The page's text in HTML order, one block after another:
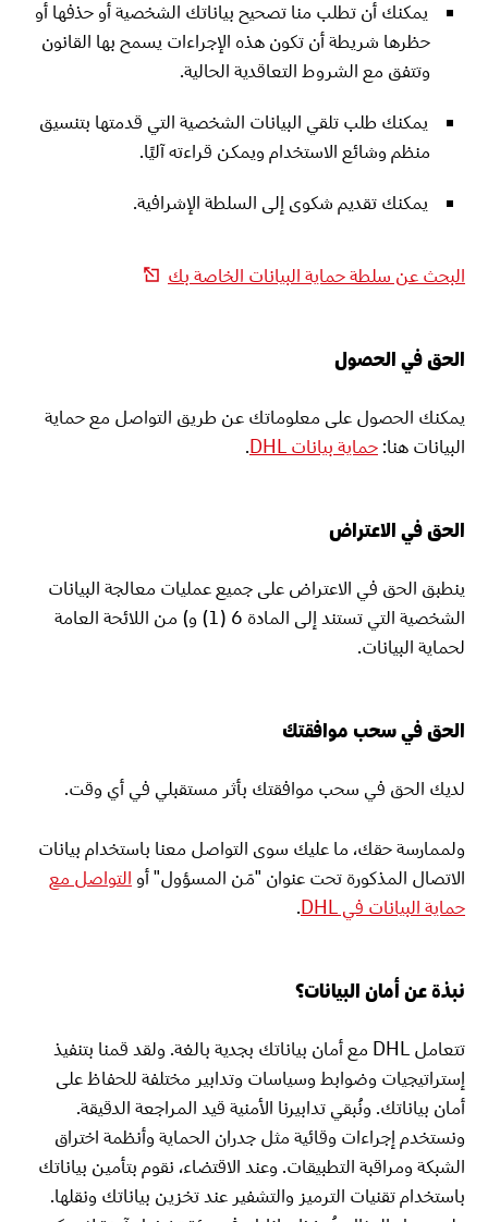
يمكنك أن تطلب منا تصحيح بياناتك الشخصية أو حذفها أو
حظرها شريطة أن تكون هذه الإجراءات يسمح بها القانون
وتتفق مع الشروط التعاقدية الحالية.
يمكنك طلب تلقي البيانات الشخصية التي قدمتها بتنسيق
منظم وشائع الاستخدام ويمكن قراءته آليًا.
يمكنك تقديم شكوى إلى السلطة الإشرافية.
البحث عن سلطة حماية البيانات الخاصة بك
الحق في الحصول
يمكنك الحصول على معلوماتك عن طريق التواصل مع حماية
البيانات هنا:حماية بيانات DHL .
الحق في الاعتراض
ينطبق الحق في الاعتراض على جميع عمليات معالجة البيانات
الشخصية التي تستند إلى المادة 6 (1) و) من اللائحة العامة
لحماية البيانات.
الحق في سحب موافقتك
لديك الحق في سحب موافقتك بأثر مستقبلي في أي وقت.
ولممارسة حقك، ما عليك سوى التواصل معنا باستخدام بيانات
الاتصال المذكورة تحت عنوان "مَن المسؤول" أو التواصل مع
حماية البيانات في DHL
.
نبذة عن أمان البيانات؟
تتعامل DHL مع أمان بياناتك بجدية بالغة. ولقد قمنا بتنفيذ
إستراتيجيات وضوابط وسياسات وتدابير مختلفة للحفاظ على
أمان بياناتك. ونُبقي تدابيرنا الأمنية قيد المراجعة الدقيقة.
ونستخدم إجراءات وقائية مثل جدران الحماية وأنظمة اختراق
الشبكة ومراقبة التطبيقات. وعند الاقتضاء، نقوم بتأمين بياناتك
باستخدام تقنيات الترميز والتشفير عند تخزين بياناتك ونقلها.